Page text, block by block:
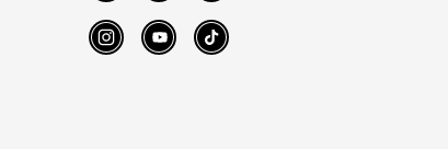
InstagramYouTube TikTok